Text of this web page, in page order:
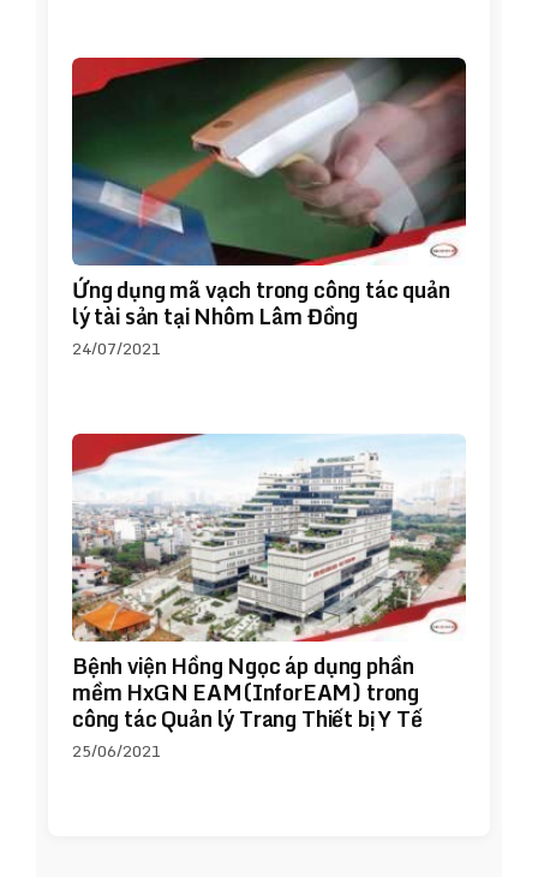
Ứng dụng mã vạch trong công tác quản
lý tài sản tại Nhôm Lâm Đồng
24/07/2021
Bệnh viện Hồng Ngọc áp dụng phần
mềm HxGN EAM(InforEAM) trong
công tác Quản lý Trang Thiết bị Y Tế
25/06/2021